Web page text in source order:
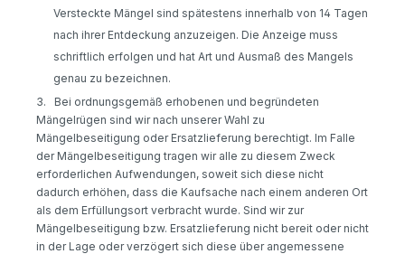
Versteckte Mängel sind spätestens innerhalb von 14 Tagen
nach ihrer Entdeckung anzuzeigen. Die Anzeige muss
schriftlich erfolgen und hat Art und Ausmaß des Mangels
genau zu bezeichnen.
3.
Bei ordnungsgemäß erhobenen und begründeten
Mängelrügen sind wir nach unserer Wahl zu
Mängelbeseitigung oder Ersatzlieferung berechtigt. Im Falle
der Mängelbeseitigung tragen wir alle zu diesem Zweck
erforderlichen Aufwendungen, soweit sich diese nicht
dadurch erhöhen, dass die Kaufsache nach einem anderen Ort
als dem Erfüllungsort verbracht wurde. Sind wir zur
Mängelbeseitigung bzw. Ersatzlieferung nicht bereit oder nicht
in der Lage oder verzögert sich diese über angemessene